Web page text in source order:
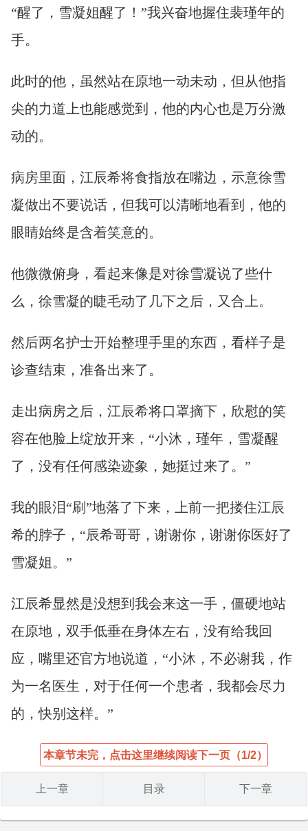
“醒了，雪凝姐醒了！”我兴奋地握住裴瑾年的
手。
此时的他，虽然站在原地一动未动，但从他指
尖的力道上也能感觉到，他的内心也是万分激
动的。
病房里面，江辰希将食指放在嘴边，示意徐雪
凝做出不要说话，但我可以清晰地看到，他的
眼睛始终是含着笑意的。
他微微俯身，看起来像是对徐雪凝说了些什
么，徐雪凝的睫毛动了几下之后，又合上。
然后两名护士开始整理手里的东西，看样子是
诊查结束，准备出来了。
走出病房之后，江辰希将口罩摘下，欣慰的笑
容在他脸上绽放开来，“小沐，瑾年，雪凝醒
了，没有任何感染迹象，她挺过来了。”
我的眼泪“刷”地落了下来，上前一把搂住江辰
希的脖子，“辰希哥哥，谢谢你，谢谢你医好了
雪凝姐。”
江辰希显然是没想到我会来这一手，僵硬地站
在原地，双手低垂在身体左右，没有给我回
应，嘴里还官方地说道，“小沐，不必谢我，作
为一名医生，对于任何一个患者，我都会尽力
的，快别这样。”
本章节未完，点击这里继续阅读下一页（1/2）
上一章 目录 下一章